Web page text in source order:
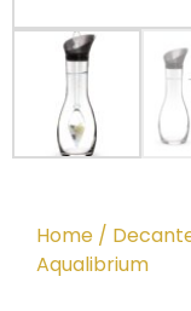
Home /
Aqualibrium